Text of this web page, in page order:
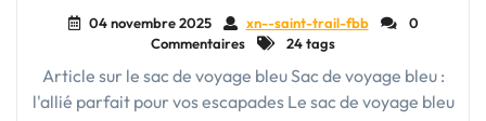
04 novembre 2025 xn--saint-trail-fbb
0
Commentaires
24 tags
Article sur le sac de voyage bleu Sac de voyage bleu :
l'allié parfait pour vos escapades Le sac de voyage bleu